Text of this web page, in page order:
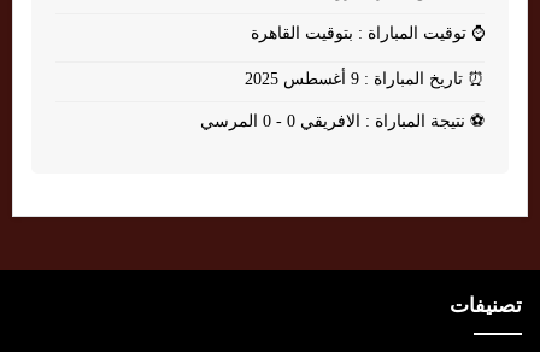
⌚ توقيت المباراة : بتوقيت القاهرة
⏰ تاريخ المباراة : 9 أغسطس 2025
⚽ نتيجة المباراة : الافريقي 0 - 0 المرسي
تصنيفات